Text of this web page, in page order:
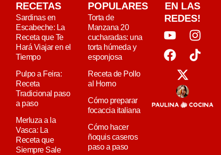
RECETAS
Sardinas en
Escabeche: La
Receta que Te
Hará Viajar en el
Tiempo
Pulpo a Feira:
Receta
Tradicional paso
a paso
Merluza a la
Vasca: La
Receta que
Siempre Sale
POPULARES
Torta de
Manzana 20
cucharadas: una
torta húmeda y
esponjosa
Receta de Pollo
al Horno
Cómo preparar
focaccia italiana
Cómo hacer
ñoquis caseros
paso a paso
EN LAS
REDES!